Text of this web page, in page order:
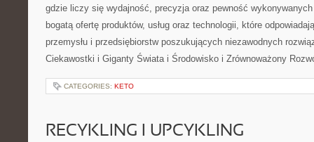
gdzie liczy się wydajność, precyzja oraz pewność
bogatą ofertę produktów, usług oraz technologii, które
przemysłu i przedsiębiorstw poszukujących niezawodnych
Ciekawostki i Giganty Świata i Środowisko i Zrównoważony
CATEGORIES: KETO
RECYKLING I UPCYKLING